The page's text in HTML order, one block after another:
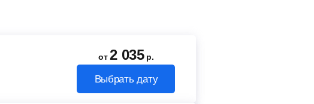
от2 035 р.
Выбрать дату